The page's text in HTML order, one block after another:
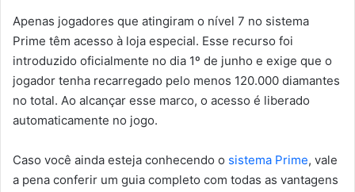
Apenas jogadores que atingiram o nível 7 no sistema
Prime têm acesso à loja especial. Esse recurso foi
introduzido oficialmente no dia 1º de junho e exige que o
jogador tenha recarregado pelo menos 120.000 diamantes
no total. Ao alcançar esse marco, o acesso é liberado
automaticamente no jogo.
Caso você ainda esteja conhecendo o sistema Prime, vale
a pena conferir um guia completo com todas as vantagens